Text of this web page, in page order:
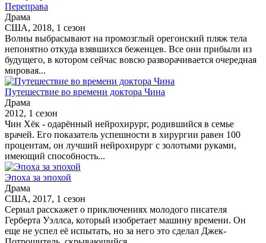
Переправа
Драма
США, 2018, 1 сезон
Волны выбрасывают на промозглый орегонский пляж тела
непонятно откуда взявшихся беженцев. Все они прибыли из
будущего, в котором сейчас вовсю разворачивается очередная
мировая...
Путешествие во времени доктора Чина
Драма
2012, 1 сезон
Чин Хёк - одарённый нейрохирург, родившийся в семье
врачей. Его показатель успешности в хирургии равен 100
процентам, он лучший нейрохирург с золотыми руками,
имеющий способность...
Эпоха за эпохой
Драма
США, 2017, 1 сезон
Сериал расскажет о приключениях молодого писателя
Герберта Уэллса, который изобретает машину времени. Он
еще не успел её испытать, но за него это сделал Джек-